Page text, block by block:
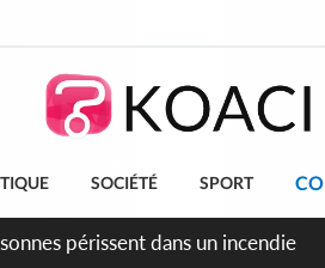
SOCIÉTÉ SPORT
de la fête nationale